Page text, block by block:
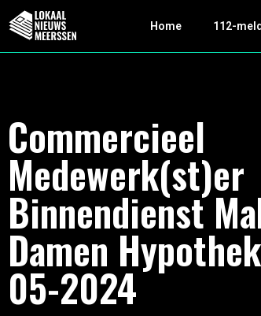
Home 112-
Commercieel
Medewerk(st)er
Binnendienst
Damen
05-2024